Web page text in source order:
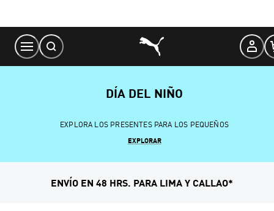
Content
DÍA DEL NIÑO
EXPLORA LOS PRESENTES PARA LOS PEQUEÑOS
EXPLORAR
ENVÍO EN 48 HRS. PARA LIMA Y CALLAO*